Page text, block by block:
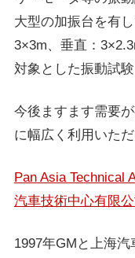
大型の加振台を有
3×3m、垂直：
対象とした振動試
今後ますます需要
に幅広く利用いた
Pan Asia Technical
汽車技術中心有限公
1997年GMと上海